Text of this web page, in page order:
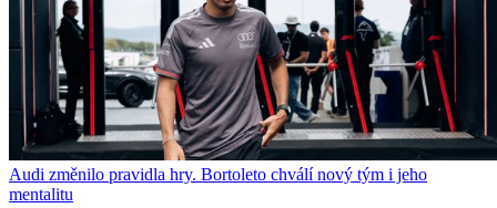
Audi změnilo pravidla hry. Bortoleto chválí nový tým i jeho
mentalitu